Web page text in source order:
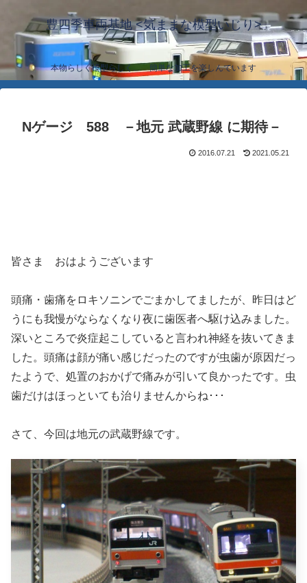
豊四季車両基地 <気ままな模型いじり>
本物らしく模型らしく… 簡単な加工を楽しんでいます
Nゲージ 588 －地元 武蔵野線 に期待－
2016.07.21 2021.05.21
皆さま おはようございます
頭痛・歯痛をロキソニンでごまかしてましたが、昨日はど
うにも我慢がならなくなり夜に歯医者へ駆け込みました。
深いところで炎症起こしていると言われ神経を抜いてきま
した。頭痛は顔が痛い感じだったのですが虫歯が原因だっ
たようで、処置のおかげで痛みが引いて良かったです。虫
歯だけはほっといても治りませんからね･･･
さて、今回は地元の武蔵野線です。